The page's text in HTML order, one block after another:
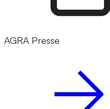
AGRA Presse